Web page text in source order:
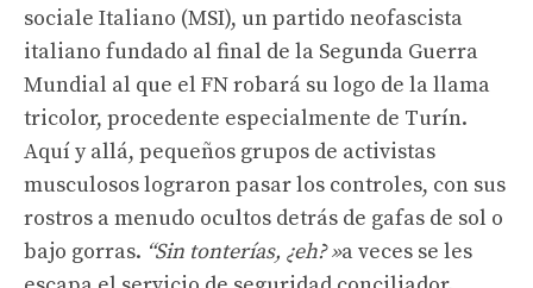
sociale Italiano (MSI), un partido neofascista
italiano fundado al final de la Segunda Guerra
Mundial al que el FN robará su logo de la llama
tricolor, procedente especialmente de Turín.
Aquí y allá, pequeños grupos de activistas
musculosos lograron pasar los controles, con sus
rostros a menudo ocultos detrás de gafas de sol o
bajo gorras. “Sin tonterías, ¿eh? »a veces se les